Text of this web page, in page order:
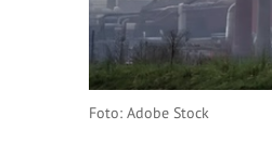
Foto: Adobe Stock